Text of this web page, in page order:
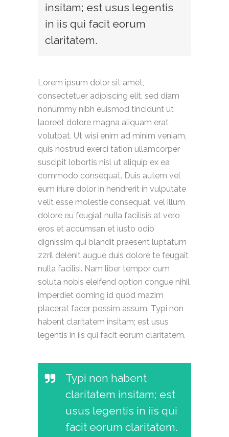
insitam; est usus legentis
in iis qui facit eorum
claritatem.
Lorem ipsum dolor sit amet,
consectetuer adipiscing elit, sed diam
nonummy nibh euismod tincidunt ut
laoreet dolore magna aliquam erat
volutpat. Ut wisi enim ad minim veniam,
quis nostrud exerci tation ullamcorper
suscipit lobortis nisl ut aliquip ex ea
commodo consequat. Duis autem vel
eum iriure dolor in hendrerit in vulputate
velit esse molestie consequat, vel illum
dolore eu feugiat nulla facilisis at vero
eros et accumsan et iusto odio
dignissim qui blandit praesent luptatum
zzril delenit augue duis dolore te feugait
nulla facilisi. Nam liber tempor cum
soluta nobis eleifend option congue nihil
imperdiet doming id quod mazim
placerat facer possim assum. Typi non
habent claritatem insitam; est usus
legentis in iis qui facit eorum claritatem.
Typi non habent
claritatem insitam; est
usus legentis in iis qui
facit eorum claritatem.